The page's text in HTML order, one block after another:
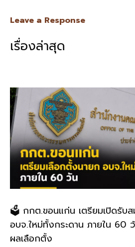
k
Leave a Response
เรื่องล่าสุด
🗳️ กกต.ขอนแก่น เตรียมเปิดรับ
อบจ.ใหม่ทั้งกระดาน ภายใน 60
ผลเลือกตั้ง